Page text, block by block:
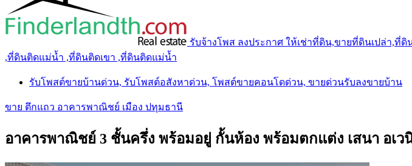
รับจ้างโพส ลงประกาศ ให้เช่าที่ดิน,ขายที่ดินเปล่า,ที่
,ที่ดินติดแม่น้ำ ,ที่ดินติดเขา ,ที่ดินติดแม่น้ำ
รับโพสต์ขายบ้านด่วน, รับโพสต์อสังหาด่วน, โพสต์ขายคอนโดด่วน, ขายด่วนรับลงขายบ้าน
ขาย ตึกแถว อาคารพาณิชย์ เมือง ปทุมธานี
อาคารพาณิชย์ 3 ชั้นครึ่ง พร้อมอยู่ กั้นห้อง พร้อมตกแต่ง เสนา อเว